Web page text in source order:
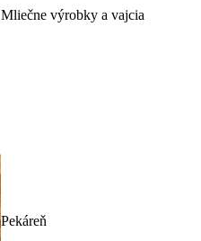
Mliečne výrobky a vajcia
Pekáreň